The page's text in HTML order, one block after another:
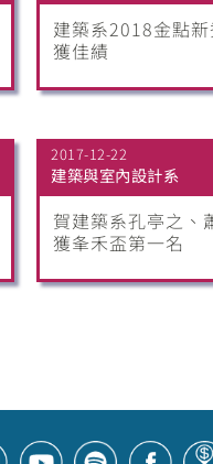
建築系2018金點
獲佳績
2017-12-22
建築與室內設計系
賀建築系孔亭之、
獲夆禾盃第一名